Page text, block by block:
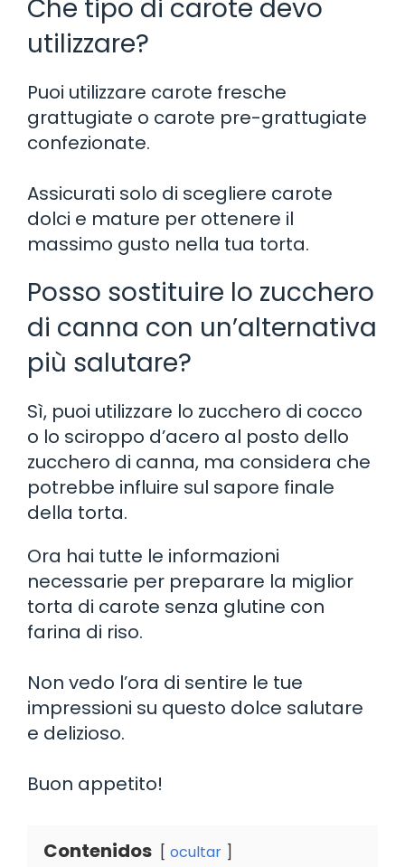
Che tipo di carote devo
utilizzare?
Puoi utilizzare carote fresche
grattugiate o carote pre-grattugiate
confezionate.
Assicurati solo di scegliere carote
dolci e mature per ottenere il
massimo gusto nella tua torta.
Posso sostituire lo zucchero
di canna con un’alternativa
più salutare?
Sì, puoi utilizzare lo zucchero di cocco
o lo sciroppo d’acero al posto dello
zucchero di canna, ma considera che
potrebbe influire sul sapore finale
della torta.
Ora hai tutte le informazioni
necessarie per preparare la miglior
torta di carote senza glutine con
farina di riso.
Non vedo l’ora di sentire le tue
impressioni su questo dolce salutare
e delizioso.
Buon appetito!
Contenidos ocultar